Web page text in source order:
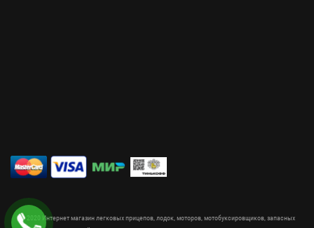
© 2020 Интернет магазин легковых прицепов, лодок, моторов, мотобуксировщиков, запасных